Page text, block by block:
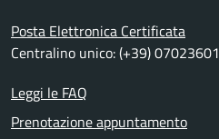
Posta Elettronica Certificata
Centralino unico: (+39) 07023601
Leggi le FAQ
Prenotazione appuntamento